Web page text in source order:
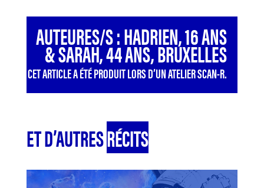
AUTEURES/S : HADRIEN, 16 ANS
& SARAH, 44 ANS, BRUXELLES
CET ARTICLE A ÉTÉ PRODUIT LORS D’UN ATELIER SCAN-R.
ET D’AUTRESRÉCITS